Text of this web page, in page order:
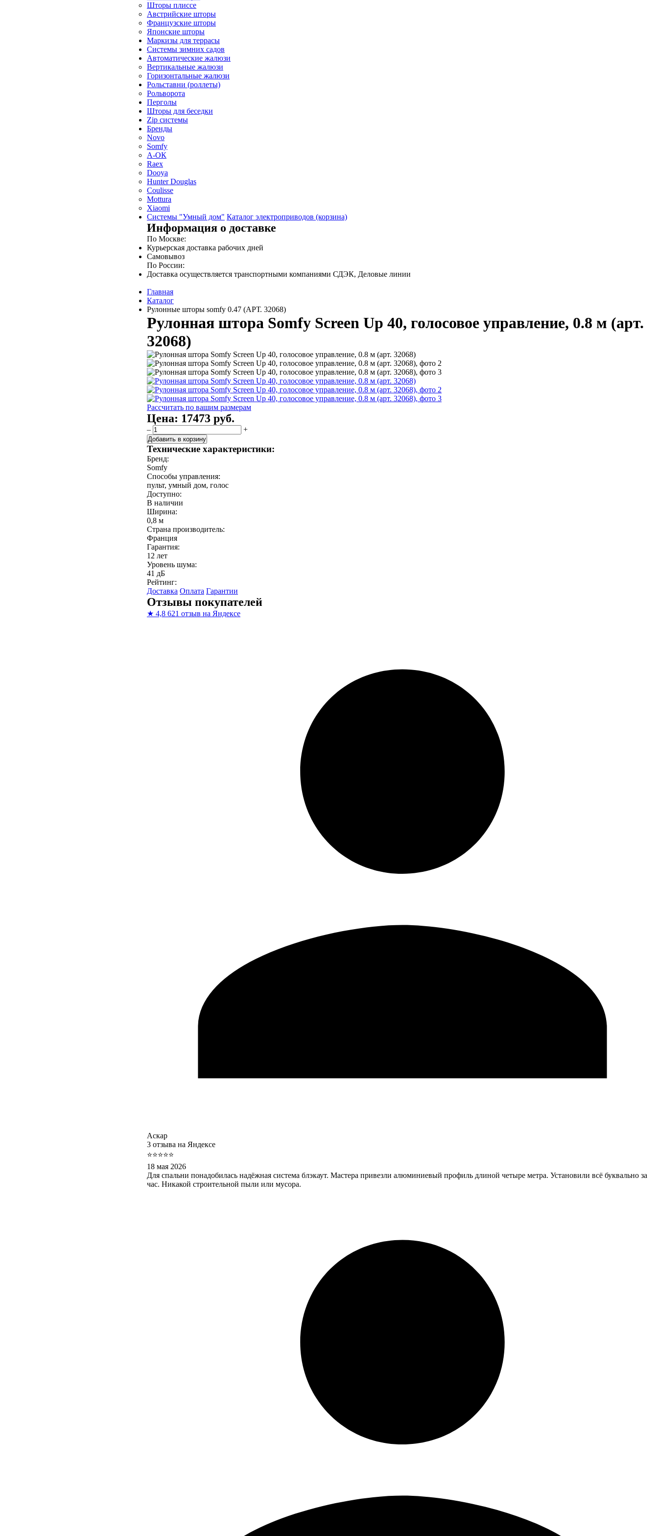
Шторы плиссе
Австрийские шторы
Французские шторы
Японские шторы
Маркизы для террасы
Системы зимних садов
Автоматические жалюзи
Вертикальные жалюзи
Горизонтальные жалюзи
Рольставни (роллеты)
Рольворота
Перголы
Шторы для беседки
Zip системы
Бренды
Novo
Somfy
А-ОК
Raex
Dooya
Hunter Douglas
Coulisse
Mottura
Xiaomi
Системы "Умный дом" Каталог электроприводов (корзина)
Информация о доставке
По Москве:
Курьерская доставка рабочих дней
Самовывоз
По России:
Доставка осуществляется транспортными компаниями СДЭК, Деловые линии
Главная
Каталог
Рулонные шторы somfy 0.47 (АРТ. 32068)
Рулонная штора Somfy Screen Up 40, голосовое управление, 0.8 м (арт.
32068)
Рассчитать по вашим размерам
Цена: 17473 руб.
– +
Добавить в корзину
Технические характеристики:
Бренд:
Somfy
Способы управления:
пульт, умный дом, голос
Доступно:
В наличии
Ширина:
0,8 м
Страна производитель:
Франция
Гарантия:
12 лет
Уровень шума:
41 дБ
Рейтинг:
Доставка Оплата Гарантии
Отзывы покупателей
★ 4,8 621 отзыв на Яндексе
Аскар
3 отзыва на Яндексе
⭐⭐⭐⭐⭐
18 мая 2026
Для спальни понадобилась надёжная система блэкаут. Мастера привезли алюминиевый профиль длиной четыре метра. Установили всё буквально за
час. Никакой строительной пыли или мусора.